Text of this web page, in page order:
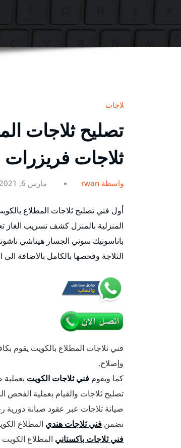
ثلاجات
ثلاجات فريزرات
بواسطة rwan مارس 6, 2021
أول فني تصليح ثلاجات المطلاع
المنزلية بالمنزل كشف تسريب الغاز
باناسونيك سوني الجسار هيتاشي
الثلاجة وفحصها بالكامل بالاضافة
فني ثلاجات المطلاع بالكويت يقوم
وإصلاح.
كما ويقوم فني ثلاجات الكويت
تصليح ثلاجات والقيام بعملية الفحص
صيانة ثلاجات عبر عقود صيانة دورية
نضمن فني ثلاجات هندي المطلاع
فني ثلاجات باكستاني المطلاع